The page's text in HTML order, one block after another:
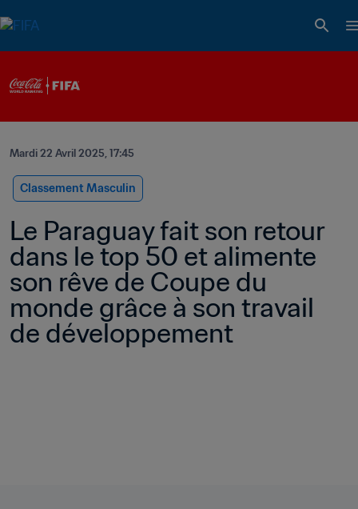
Mardi 22 Avril 2025, 17:45
Classement Masculin
Le Paraguay fait son retour
dans le top 50 et alimente
son rêve de Coupe du
monde grâce à son travail
de développement